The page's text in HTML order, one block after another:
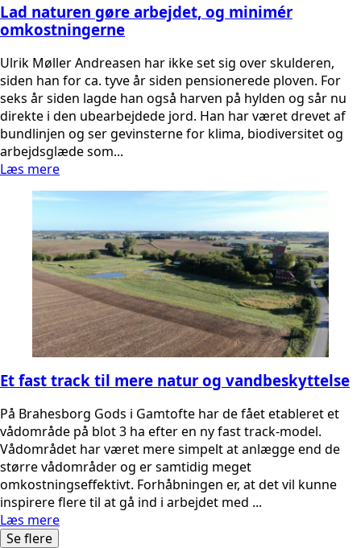
Lad naturen gøre arbejdet, og minimér
omkostningerne
Ulrik Møller Andreasen har ikke set sig over skulderen,
siden han for ca. tyve år siden pensionerede ploven. For
seks år siden lagde han også harven på hylden og sår nu
direkte i den ubearbejdede jord. Han har været drevet af
bundlinjen og ser gevinsterne for klima, biodiversitet og
arbejdsglæde som...
Læs mere
Et fast track til mere natur og vandbeskyttelse
På Brahesborg Gods i Gamtofte har de fået etableret et
vådområde på blot 3 ha efter en ny fast track-model.
Vådområdet har været mere simpelt at anlægge end de
større vådområder og er samtidig meget
omkostningseffektivt. Forhåbningen er, at det vil kunne
inspirere flere til at gå ind i arbejdet med ...
Læs mere
Se flere